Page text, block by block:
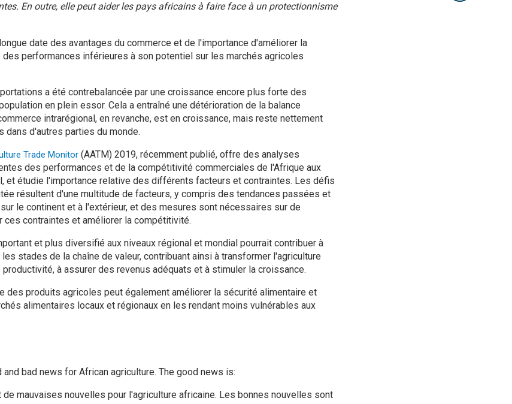
En outre, elle peut aider les pays africains à faire face à un protectionnisme
date des avantages du commerce et de l'importance d'améliorer la
performances inférieures à son potentiel sur les marchés agricoles
a été contrebalancée par une croissance encore plus forte des
en plein essor. Cela a entraîné une détérioration de la balance
intrarégional, en revanche, est en croissance, mais reste nettement
dans d'autres parties du monde.
Trade Monitor (AATM) 2019, récemment publié, offre des analyses
des performances et de la compétitivité commerciales de l'Afrique aux
et étudie l'importance relative des différents facteurs et contraintes. Les défis
résultent d'une multitude de facteurs, y compris des tendances passées et
le continent et à l'extérieur, et des mesures sont nécessaires sur de
ces contraintes et améliorer la compétitivité.
et plus diversifié aux niveaux régional et mondial pourrait contribuer à
stades de la chaîne de valeur, contribuant ainsi à transformer l'agriculture
à assurer des revenus adéquats et à stimuler la croissance.
des produits agricoles peut également améliorer la sécurité alimentaire et
alimentaires locaux et régionaux en les rendant moins vulnérables aux
bad news for African agriculture. The good news is:
de mauvaises nouvelles pour l'agriculture africaine. Les bonnes nouvelles sont